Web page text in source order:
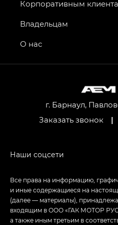
GT, Джи Эль — GL
GS4 — Джи Эс 4 (GS4) в
привод — GB AWD,
Джи Икс ПРЕМИУМ —
LOUNGE
Empow — Эмпау
г. Барнаул,
Заказать звонок
|
Корпоративным
Владельцам
О нас
Все права на информацию,
и иные содержащиеся на
(далее — материалы),
входящим в ООО «ГАК МОТОР
а также иным третьим в